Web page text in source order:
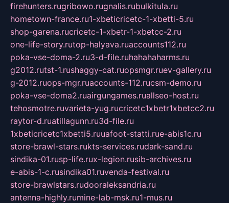
firehunters.rugribowo.rugnalis.rubulkitula.ru
hometown-france.ru1-xbeticricetc-1-xbetti-5.ru
shop-garena.rucricetc-1-xbetr-1-xbetcc-2.ru
one-life-story.rutop-halyava.ruaccounts112.ru
poka-vse-doma-2.ru3-d-file.ruhahahaharms.ru
g2012.rutst-1.rushaggy-cat.ruopsmgr.ruev-gallery.ru
g-2012.ruops-mgr.ruaccounts-112.rucsm-demo.ru
poka-vse-doma2.ruairgungames.ruallseo-host.ru
tehosmotre.ruvarieta-yug.rucricetc1xbetr1xbetcc2.ru
raytor-d.ruatillagunn.ru3d-file.ru
1xbeticricetc1xbetti5.ruuafoot-statti.rue-abis1c.ru
store-brawl-stars.rukts-services.rudark-sand.ru
sindika-01.rusp-life.rux-legion.rusib-archives.ru
e-abis-1-c.rusindika01.ruvenda-festival.ru
store-brawlstars.rudooraleksandria.ru
antenna-highly.rumine-lab-msk.ru1-mus.ru